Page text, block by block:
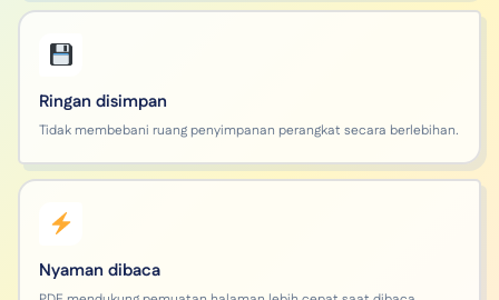
Ringan disimpan
Tidak membebani ruang penyimpanan perangkat secara berlebihan.
Nyaman dibaca